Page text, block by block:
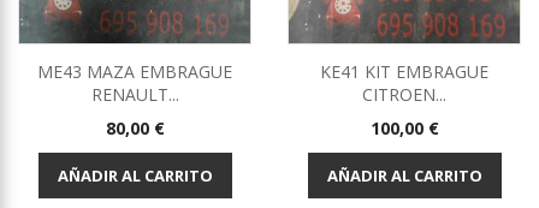
ME43 MAZA EMBRAGUE
RENAULT...
Precio
80,00 €
AÑADIR AL CARRITO
KE41 KIT EMBRAGUE
CITROEN...
Precio
100,00 €
AÑADIR AL CARRITO